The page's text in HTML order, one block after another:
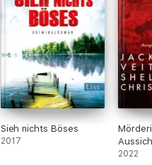
Sieh nichts Böses
2017
Krimi
2022